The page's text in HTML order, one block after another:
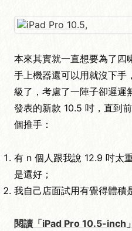
本來其實就一直想要為了四
手上機器還可以用就沒下手
級了，考慮了一陣子卻遲遲
發表的新款 10.5 吋，直到
個推手：
有 n 個人跟我說 12.9 吋太
是還好；
我自己店面試用有覺得體積
閱讀「iPad Pro 10.5-inch